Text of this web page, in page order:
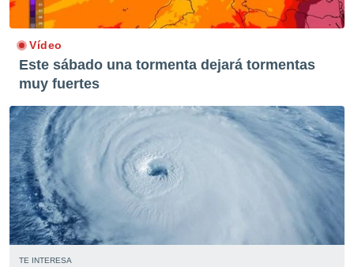
Vídeo
Este sábado una tormenta dejará tormentas
muy fuertes
TE INTERESA